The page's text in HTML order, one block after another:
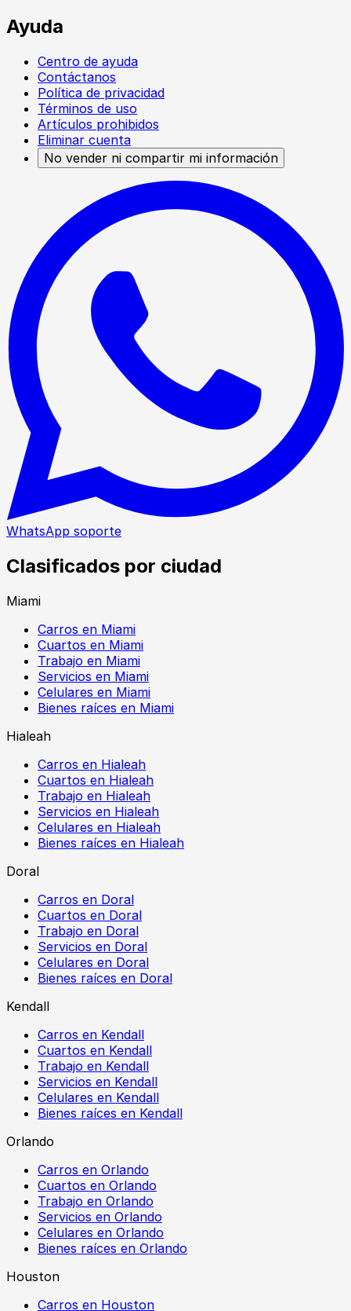
Ayuda
Centro de ayuda
Contáctanos
Política de privacidad
Términos de uso
Artículos prohibidos
Eliminar cuenta
No vender ni compartir mi información
WhatsApp soporte
Clasificados por ciudad
Miami
Carros en Miami
Cuartos en Miami
Trabajo en Miami
Servicios en Miami
Celulares en Miami
Bienes raíces en Miami
Hialeah
Carros en Hialeah
Cuartos en Hialeah
Trabajo en Hialeah
Servicios en Hialeah
Celulares en Hialeah
Bienes raíces en Hialeah
Doral
Carros en Doral
Cuartos en Doral
Trabajo en Doral
Servicios en Doral
Celulares en Doral
Bienes raíces en Doral
Kendall
Carros en Kendall
Cuartos en Kendall
Trabajo en Kendall
Servicios en Kendall
Celulares en Kendall
Bienes raíces en Kendall
Orlando
Carros en Orlando
Cuartos en Orlando
Trabajo en Orlando
Servicios en Orlando
Celulares en Orlando
Bienes raíces en Orlando
Houston
Carros en Houston